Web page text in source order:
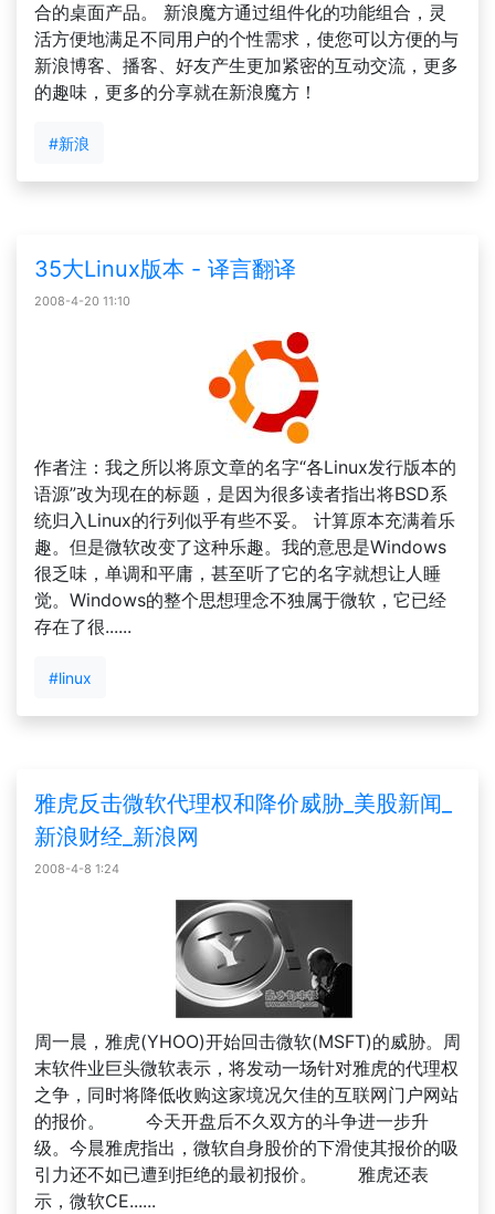
合的桌面产品。 新浪魔方通过组件化的功能组合，灵
活方便地满足不同用户的个性需求，使您可以方便的与
新浪博客、播客、好友产生更加紧密的互动交流，更多
的趣味，更多的分享就在新浪魔方！
#新浪
35大Linux版本 - 译言翻译
2008-4-20 11:10
作者注：我之所以将原文章的名字“各Linux发行版本的
语源”改为现在的标题，是因为很多读者指出将BSD系
统归入Linux的行列似乎有些不妥。 计算原本充满着乐
趣。但是微软改变了这种乐趣。我的意思是Windows
很乏味，单调和平庸，甚至听了它的名字就想让人睡
觉。Windows的整个思想理念不独属于微软，它已经
存在了很......
#linux
雅虎反击微软代理权和降价威胁_美股新闻_
新浪财经_新浪网
2008-4-8 1:24
周一晨，雅虎(YHOO)开始回击微软(MSFT)的威胁。周
末软件业巨头微软表示，将发动一场针对雅虎的代理权
之争，同时将降低收购这家境况欠佳的互联网门户网站
的报价。 今天开盘后不久双方的斗争进一步升
级。今晨雅虎指出，微软自身股价的下滑使其报价的吸
引力还不如已遭到拒绝的最初报价。 雅虎还表
示，微软CE......